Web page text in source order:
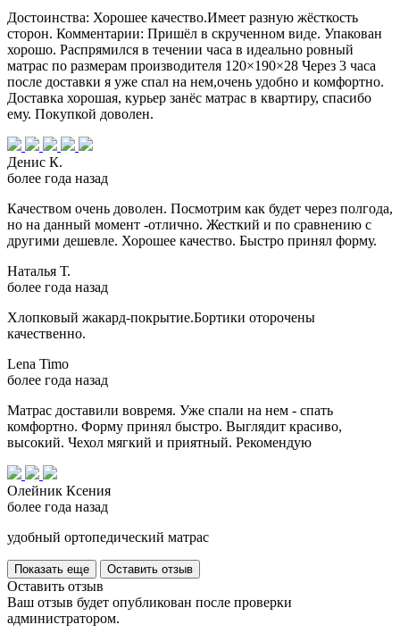
Достоинства: Хорошее качество.Имеет разную жёсткость
сторон. Комментарии: Пришёл в скрученном виде. Упакован
хорошо. Распрямился в течении часа в идеально ровный
матрас по размерам производителя 120×190×28 Через 3 часа
после доставки я уже спал на нем,очень удобно и комфортно.
Доставка хорошая, курьер занёс матрас в квартиру, спасибо
ему. Покупкой доволен.
Денис К.
более года назад
Качеством очень доволен. Посмотрим как будет через полгода,
но на данный момент -отлично. Жесткий и по сравнению с
другими дешевле. Хорошее качество. Быстро принял форму.
Наталья Т.
более года назад
Хлопковый жакард-покрытие.Бортики оторочены
качественно.
Lena Timo
более года назад
Матрас доставили вовремя. Уже спали на нем - спать
комфортно. Форму принял быстро. Выглядит красиво,
высокий. Чехол мягкий и приятный. Рекомендую
Олейник Ксения
более года назад
удобный ортопедический матрас
Показать еще Оставить отзыв
Оставить отзыв
Ваш отзыв будет опубликован после проверки
администратором.